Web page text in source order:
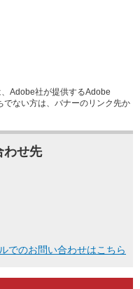
Adobe社が提供するAdobe
ない方は、バナーのリンク先か
わせ先
でのお問い合わせはこちら